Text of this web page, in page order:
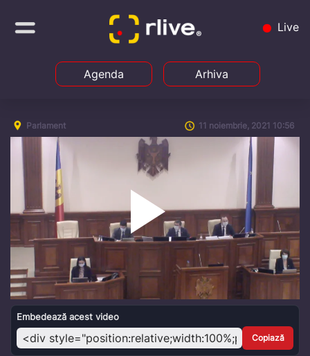
Live
Agenda Arhiva
Parlament 11 noiembrie, 2021 10:56
Play
Video
Embedează acest video
Copiază